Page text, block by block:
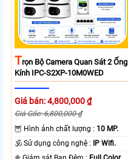
TRọn Bộ Camera Quan Sát 2 Ống
Kính IPC-S2XP-10M0WED
Giá bán: 4,800,000 ₫
Giá Gốc: 6,800,000 ₫
🦉 Hình ảnh chất lượng : 10 MP.
🕉️ Sử dụng công nghệ : IP Wifi.